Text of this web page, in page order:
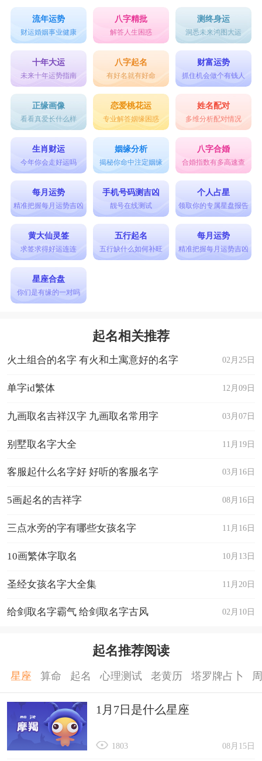
流年运势
财运婚姻事业健康
八字精批
解答人生困惑
测终身运
洞悉未来鸿图大运
十年大运
未来十年运势指南
八字起名
有好名就有好命
财富运势
抓住机会做个有钱人
正缘画像
看看真爱长什么样
恋爱桃花运
专业解答姻缘困惑
姓名配对
多维分析配对情况
生肖财运
今年你会走好运吗
姻缘分析
揭秘你命中注定姻缘
八字合婚
合婚指数有多高速查
每月运势
精准把握每月运势吉凶
手机号码测吉凶
靓号在线测试
个人占星
领取你的专属星盘报告
黄大仙灵签
求签求得好运连连
五行起名
五行缺什么如何补旺
每月运势
精准把握每月运势吉凶
星座合盘
你们是有缘的一对吗
起名相关推荐
02月25日
火土组合的名字 有火和土寓意好的名字
12月09日
单字id繁体
03月07日
九画取名吉祥汉字 九画取名常用字
11月19日
别墅取名字大全
03月16日
客服起什么名字好 好听的客服名字
08月16日
5画起名的吉祥字
11月16日
三点水旁的字有哪些女孩名字
10月13日
10画繁体字取名
11月20日
圣经女孩名字大全集
02月10日
给剑取名字霸气 给剑取名字古风
起名推荐阅读
星座 算命 起名 心理测试 老黄历 塔罗牌占卜
1月7日是什么星座
08月15日
1803